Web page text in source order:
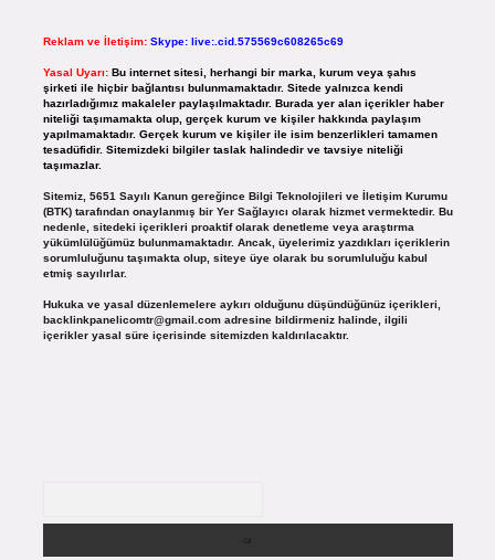
Reklam ve İletişim: Skype: live:.cid.575569c608265c69
Yasal Uyarı: Bu internet sitesi, herhangi bir marka, kurum veya şahıs
şirketi ile hiçbir bağlantısı bulunmamaktadır. Sitede yalnızca kendi
hazırladığımız makaleler paylaşılmaktadır. Burada yer alan içerikler haber
niteliği taşımamakta olup, gerçek kurum ve kişiler hakkında paylaşım
yapılmamaktadır. Gerçek kurum ve kişiler ile isim benzerlikleri tamamen
tesadüfidir. Sitemizdeki bilgiler taslak halindedir ve tavsiye niteliği
taşımazlar.
Sitemiz, 5651 Sayılı Kanun gereğince Bilgi Teknolojileri ve İletişim Kurumu
(BTK) tarafından onaylanmış bir Yer Sağlayıcı olarak hizmet vermektedir. Bu
nedenle, sitedeki içerikleri proaktif olarak denetleme veya araştırma
yükümlülüğümüz bulunmamaktadır. Ancak, üyelerimiz yazdıkları içeriklerin
sorumluluğunu taşımakta olup, siteye üye olarak bu sorumluluğu kabul
etmiş sayılırlar.
Hukuka ve yasal düzenlemelere aykırı olduğunu düşündüğünüz içerikleri,
backlinkpanelicomtr@gmail.comadresine bildirmeniz halinde, ilgili
içerikler yasal süre içerisinde sitemizden kaldırılacaktır.